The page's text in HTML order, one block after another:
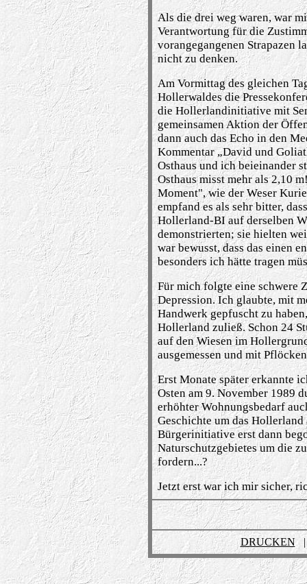
Als die drei weg waren, war
Verantwortung für die
vorangegangenen Strapazen
nicht zu denken.
Am Vormittag des gleichen
Hollerwaldes die
die Hollerlandinitiative mit
gemeinsamen Aktion der Ö
dann auch das Echo in den
Kommentar„David und
Osthaus und ich beieinander
Osthaus misst mehr als 2,10
Moment", wie der Weser
empfand es als sehr bitter, dass
Hollerland-BI auf derselben
demonstrierten; sie hielten
war bewusst, dassdas einen
besonders ich hätte tragen mü
Für mich folgte eine schwere
Depression. Ich glaubte, mit
Handwerk gepfuscht zu
Hollerland zuließ. Schon 24
auf den Wiesen im
ausgemessen und mit Pflö
Erst Monate später erkannte
Osten am 9. November 1989
erhöhter Wohnungsbedarf
Geschichte um das Hollerland
Bürgerinitiative erst dann
Naturschutzgebietes um die
fordern...?
Jetzt erst war ich mir sicher,
DRUCKEN